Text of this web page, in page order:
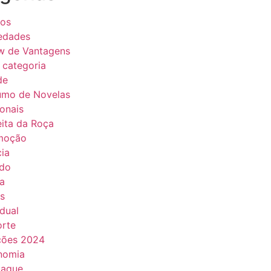
de Vantagens
categoria
de Novelas
da Roça
2024